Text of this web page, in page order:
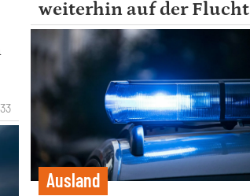
weiterhin auf der Flucht
Ausland